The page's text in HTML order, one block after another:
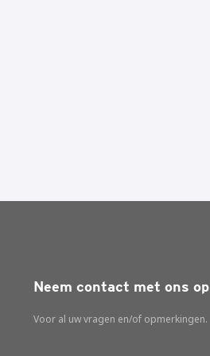
Neem contact met ons op
Voor al uw vragen en/of opmerkingen.